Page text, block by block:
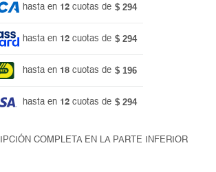
hasta en 12 cuotas de $ 294
hasta en 12 cuotas de $ 294
hasta en 18 cuotas de $ 196
hasta en 12 cuotas de $ 294
COMPLETA EN LA PARTE INFERIOR